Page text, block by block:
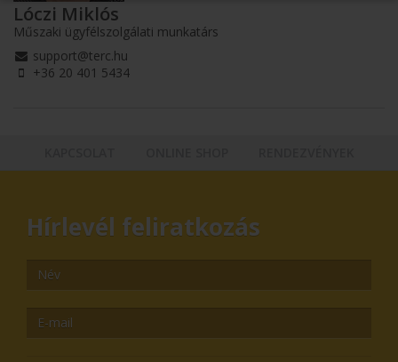
Lóczi Miklós
Műszaki ügyfélszolgálati munkatárs
support@terc.hu
+36 20 401 5434
Hírlevél feliratkozás